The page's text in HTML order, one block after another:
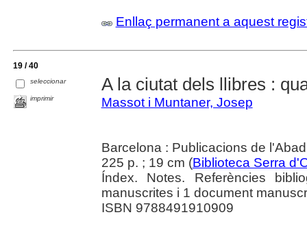
Enllaç permanent a aquest
19 / 40
seleccionar
imprimir
A la ciutat dels llibres :
Massot i Muntaner, Josep
Barcelona : Publicacions de
225 p. ; 19 cm (Biblioteca Serra
Índex. Notes. Referències
manuscrites i 1 document
ISBN 9788491910909